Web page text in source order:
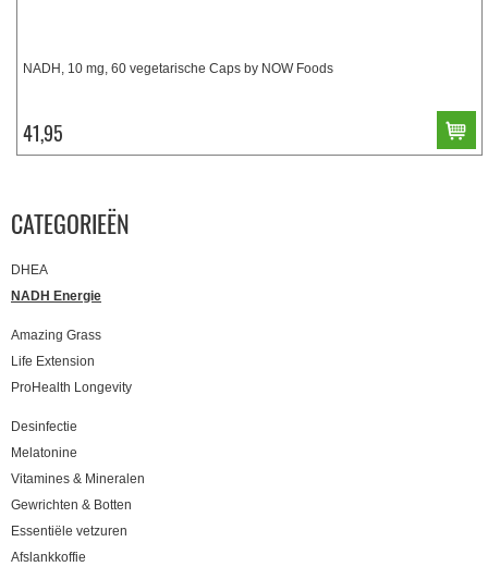
CATEGORIEËN
DHEA
NADH Energie
Amazing Grass
Life Extension
ProHealth Longevity
Desinfectie
Melatonine
Vitamines & Mineralen
Gewrichten & Botten
Essentiële vetzuren
Afslankkoffie
NADH, 10 mg, 60 vegetarische Caps by NOW Foods
41,95